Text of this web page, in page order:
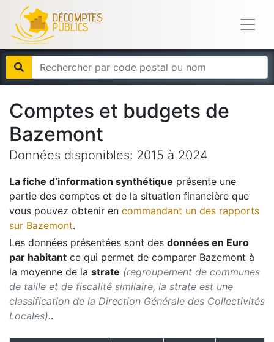
Comptes et budgets de
Bazemont
Données disponibles: 2015 à 2024
La fiche d’information synthétique présente une
partie des comptes et de la situation financière que
vous pouvez obtenir en commandant un des rapports
sur Bazemont.
Les données présentées sont des données en Euro
par habitant ce qui permet de comparer Bazemont à
la moyenne de la strate (regroupement de communes
de taille et de fiscalité similaire, la strate est une
classification de la Direction Générale des Collectivités
Locales)..